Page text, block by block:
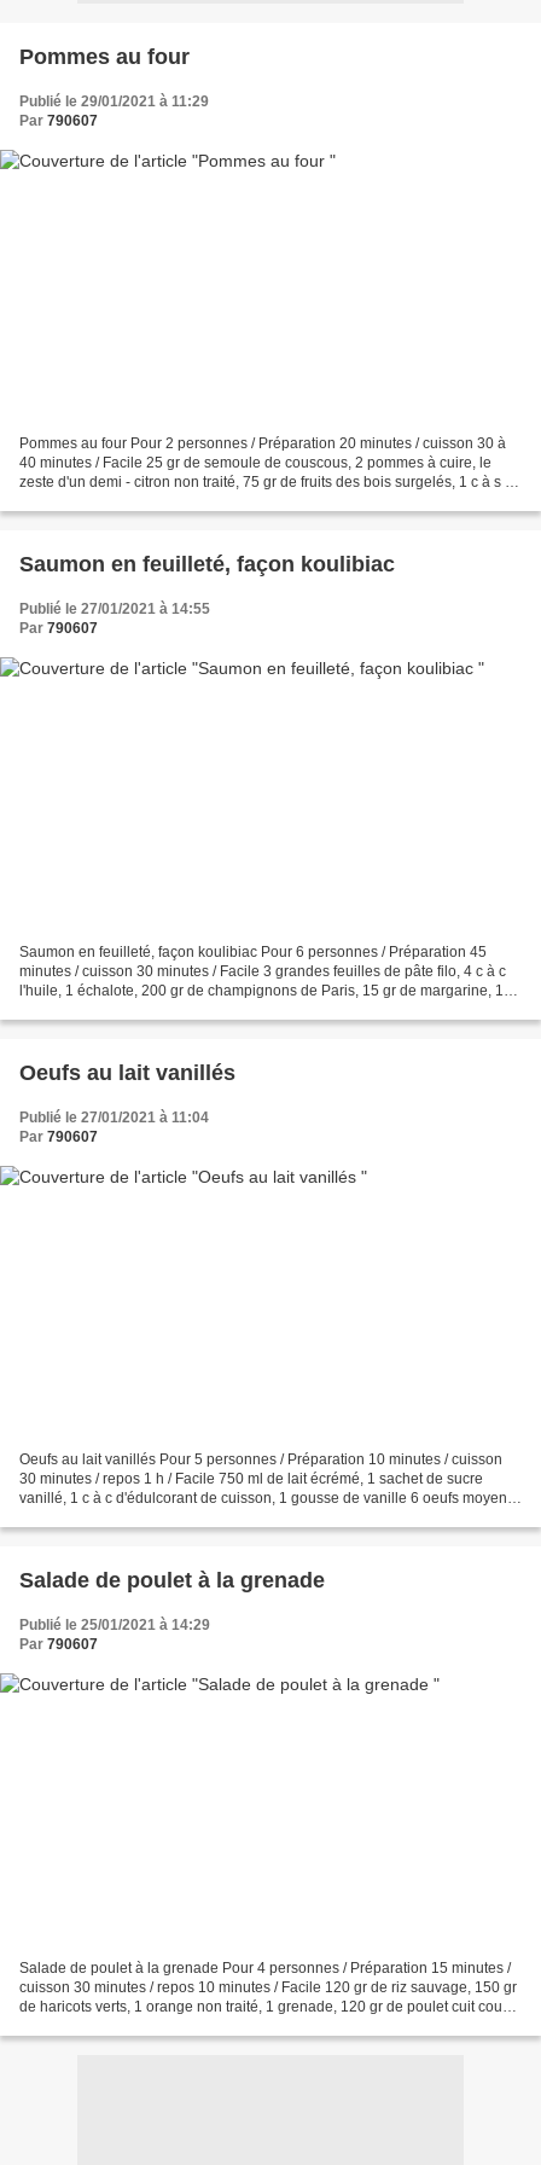
Pommes au four
Publié le 29/01/2021 à 11:29
Par 790607
Pommes au four Pour 2 personnes / Préparation 20 minutes / cuisson 30 à
40 minutes / Facile 25 gr de semoule de couscous, 2 pommes à cuire, le
zeste d'un demi - citron non traité, 75 gr de fruits des bois surgelés, 1 c à s de
Saumon en feuilleté, façon koulibiac
Publié le 27/01/2021 à 14:55
Par 790607
Saumon en feuilleté, façon koulibiac Pour 6 personnes / Préparation 45
minutes / cuisson 30 minutes / Facile 3 grandes feuilles de pâte filo, 4 c à c
l'huile, 1 échalote, 200 gr de champignons de Paris, 15 gr de margarine, 1
Oeufs au lait vanillés
Publié le 27/01/2021 à 11:04
Par 790607
Oeufs au lait vanillés Pour 5 personnes / Préparation 10 minutes / cuisson
30 minutes / repos 1 h / Facile 750 ml de lait écrémé, 1 sachet de sucre
vanillé, 1 c à c d'édulcorant de cuisson, 1 gousse de vanille 6 oeufs moyens
Salade de poulet à la grenade
Publié le 25/01/2021 à 14:29
Par 790607
Salade de poulet à la grenade Pour 4 personnes / Préparation 15 minutes /
cuisson 30 minutes / repos 10 minutes / Facile 120 gr de riz sauvage, 150 gr
de haricots verts, 1 orange non traité, 1 grenade, 120 gr de poulet cuit coupé